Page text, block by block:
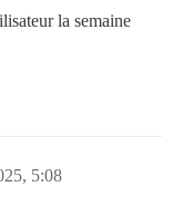
la semaine
5:08